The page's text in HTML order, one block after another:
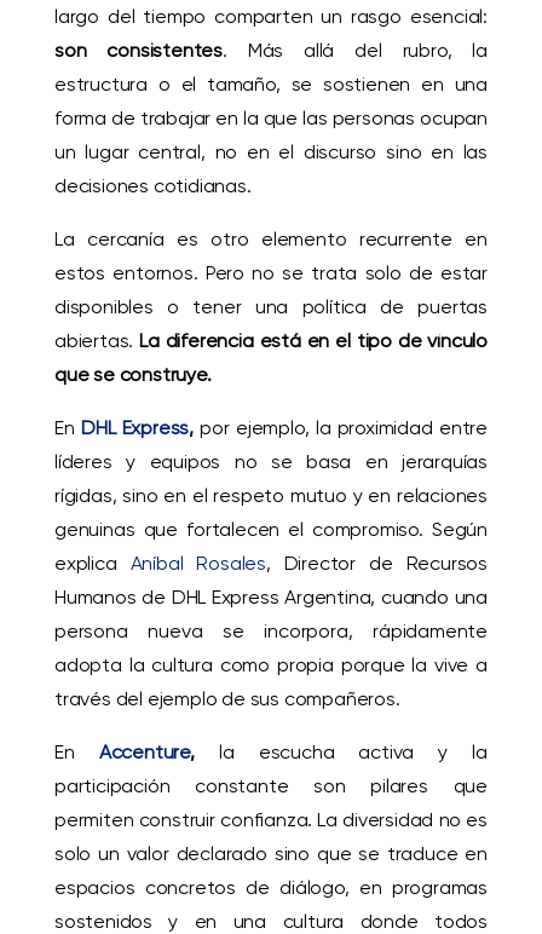
largo del tiempo comparten un rasgo esencial:
son consistentes. Más allá del rubro, la
estructura o el tamaño, se sostienen en una
forma de trabajar en la que las personas ocupan
un lugar central, no en el discurso sino en las
decisiones cotidianas.
La cercanía es otro elemento recurrente en
estos entornos. Pero no se trata solo de estar
disponibles o tener una política de puertas
abiertas.La diferencia está en el tipo de vínculo
que se construye.
En DHL Express,por ejemplo, la proximidad entre
líderes y equipos no se basa en jerarquías
rígidas, sino en el respeto mutuo y en relaciones
genuinas que fortalecen el compromiso. Según
explica Aníbal Rosales, Director de Recursos
Humanos de DHL Express Argentina, cuando una
persona nueva se incorpora, rápidamente
adopta la cultura como propia porque la vive a
través del ejemplo de sus compañeros.
En Accenture, la escucha activa y la
participación constante son pilares que
permiten construir confianza. La diversidad no es
solo un valor declarado sino que se traduce en
espacios concretos de diálogo, en programas
sostenidos y en una cultura donde todos